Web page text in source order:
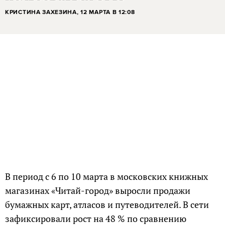
КРИСТИНА ЗАХЕЗИНА, 12 МАРТА В 12:08
В период с 6 по 10 марта в московских книжных
магазинах «Читай-город» выросли продажи
бумажных карт, атласов и путеводителей. В сети
зафиксировали рост на 48 % по сравнению